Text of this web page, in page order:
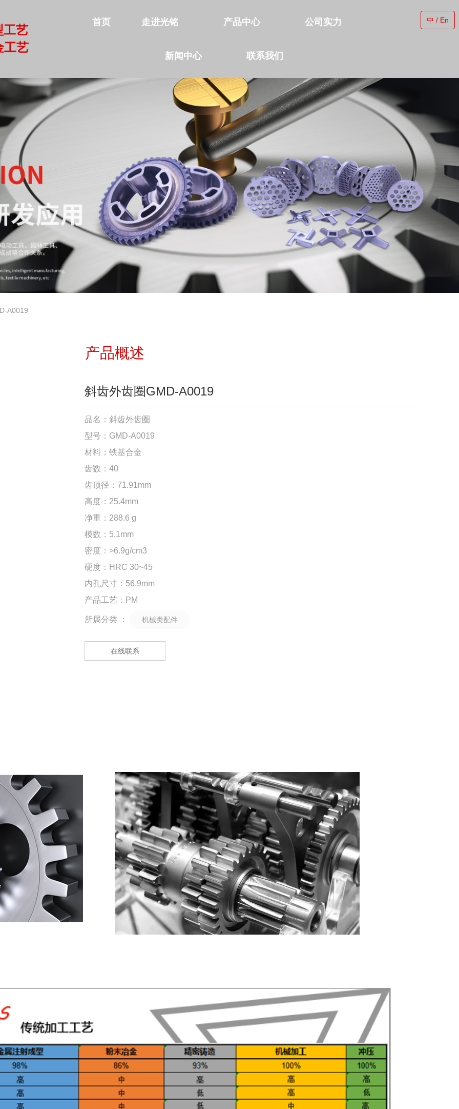
工艺
工艺
首页 走进光铭 产品中心 公司实力
新闻中心 联系我们
中 / En
首页 走进光铭 产品中心
公司实力 联系我们
A0019
产品概述
斜齿外齿圈GMD-A0019
品名：斜齿外齿圈
型号：GMD-A0019
材料：铁基合金
齿数：40
齿顶径：71.91mm
高度：25.4mm
净重：288.6 g
模数：5.1mm
密度：>6.9g/cm3
硬度：HRC 30~45
内孔尺寸：56.9mm
产品工艺：PM
所属分类 ： 机械类配件
在线联系